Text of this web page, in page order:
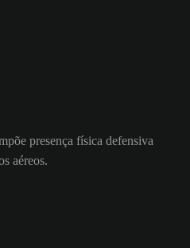
presença física defensiva
aéreos.